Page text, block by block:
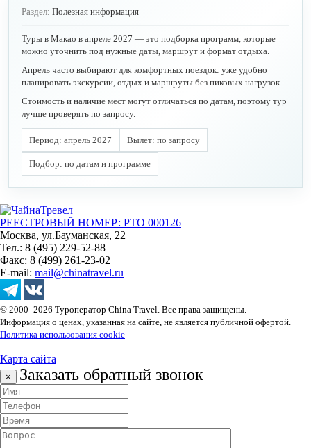
Раздел: Полезная информация
Туры в Макао в апреле 2027 — это подборка программ, которые
можно уточнить под нужные даты, маршрут и формат отдыха.
Апрель часто выбирают для комфортных поездок: уже удобно
планировать экскурсии, отдых и маршруты без пиковых нагрузок.
Стоимость и наличие мест могут отличаться по датам, поэтому тур
лучше проверять по запросу.
Период: апрель 2027 Вылет: по запросу
Подбор: по датам и программе
РЕЕСТРОВЫЙ НОМЕР: РТО 000126
Москва, ул.Бауманская, 22
Тел.: 8 (495) 229-52-88
Факс: 8 (499) 261-23-02
E-mail: mail@chinatravel.ru
© 2000–2026 Туроператор China Travel. Все права защищены.
Информация о ценах, указанная на сайте, не является публичной офертой.
Политика использования cookie
Карта сайта
× Заказать обратный звонок